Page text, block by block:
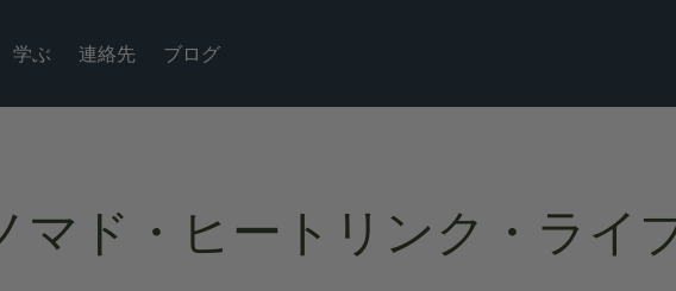
学ぶ 連絡先 ブログ
マド・ヒートリンク・ライ